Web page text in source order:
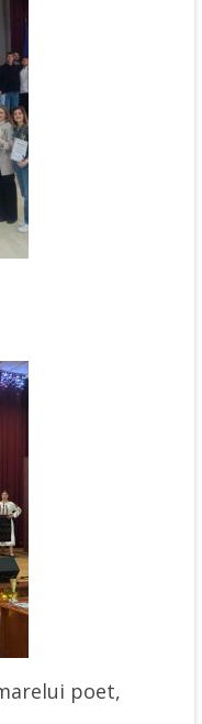
poet,